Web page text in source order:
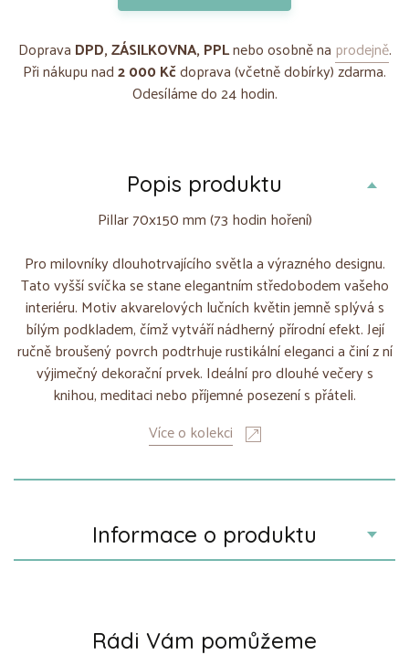
Doprava DPD, ZÁSILKOVNA, PPLnebo osobně na prodejně.
Při nákupu nad2 000 Kčdoprava (včetně dobírky) zdarma.
Odesíláme do 24 hodin.
Popis produktu
Pillar 70x150 mm (73 hodin hoření)
Pro milovníky dlouhotrvajícího světla a výrazného designu.
Tato vyšší svíčka se stane elegantním středobodem vašeho
interiéru. Motiv akvarelových lučních květin jemně splývá s
bílým podkladem, čímž vytváří nádherný přírodní efekt. Její
ručně broušený povrch podtrhuje rustikální eleganci a činí z ní
výjimečný dekorační prvek. Ideální pro dlouhé večery s
knihou, meditaci nebo příjemné posezení s přáteli.
Více o kolekci
Informace o produktu
Rádi Vám pomůžeme